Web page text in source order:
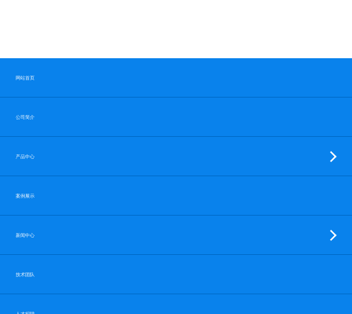
网站首页
公司简介
产品中心
案例展示
新闻中心
技术团队